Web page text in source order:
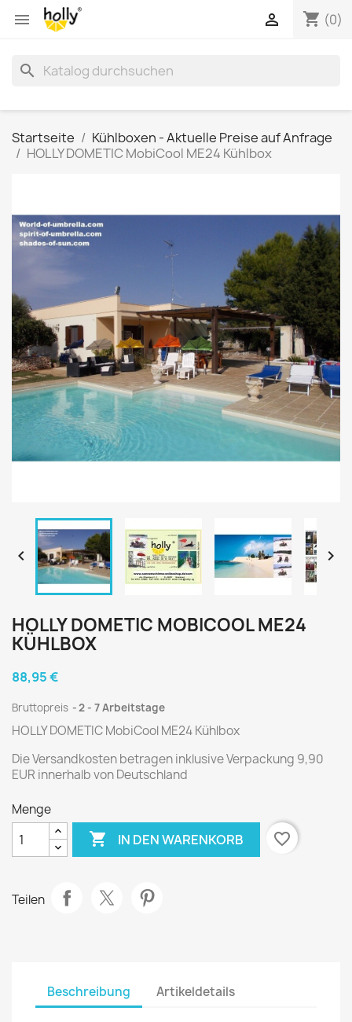
 shopping_cart (0)

search
Startseite
Kühlboxen - Aktuelle Preise auf Anfrage
HOLLY DOMETIC MobiCool ME24 Kühlbox
 
HOLLY DOMETIC MOBICOOL ME24
KÜHLBOX
88,95 €
Bruttopreis 2 - 7 Arbeitstage
HOLLY DOMETIC MobiCool ME24 Kühlbox
Die Versandkosten betragen inklusive Verpackung 9,90
EUR innerhalb von Deutschland
Menge
 IN DEN WARENKORB favorite_border
Teilen
Beschreibung Artikeldetails